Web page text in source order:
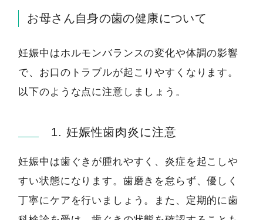
お母さん自身の歯の健康について
妊娠中はホルモンバランスの変化や体調の影響
で、お口のトラブルが起こりやすくなります。
以下のような点に注意しましょう。
1. 妊娠性歯肉炎に注意
妊娠中は歯ぐきが腫れやすく、炎症を起こしや
すい状態になります。歯磨きを怠らず、優しく
丁寧にケアを行いましょう。また、定期的に歯